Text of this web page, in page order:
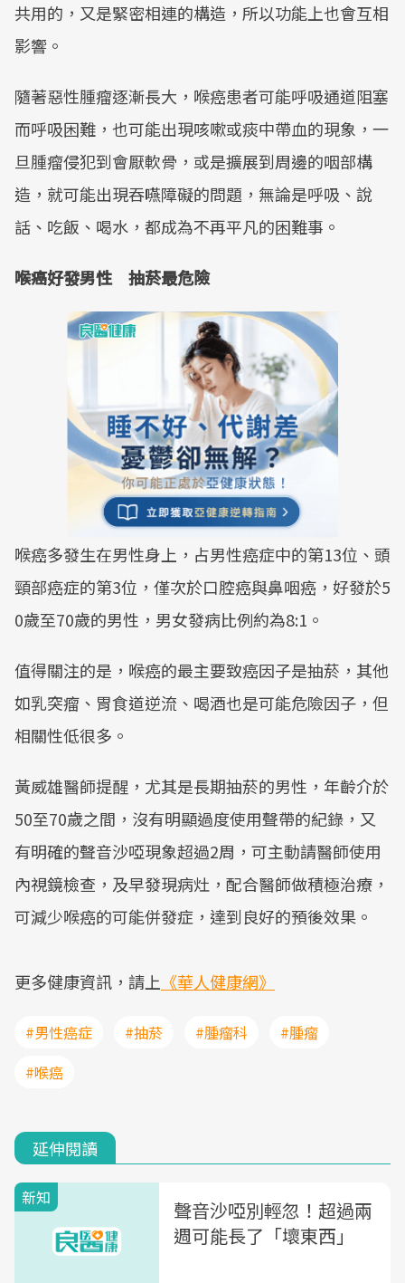
共用的，又是緊密相連的構造，所以功能上也會互相
影響。
隨著惡性腫瘤逐漸長大，喉癌患者可能呼吸通道阻塞
而呼吸困難，也可能出現咳嗽或痰中帶血的現象，一
旦腫瘤侵犯到會厭軟骨，或是擴展到周邊的咽部構
造，就可能出現吞嚥障礙的問題，無論是呼吸、說
話、吃飯、喝水，都成為不再平凡的困難事。
喉癌好發男性 抽菸最危險
喉癌多發生在男性身上，占男性癌症中的第13位、頭
頸部癌症的第3位，僅次於口腔癌與鼻咽癌，好發於5
0歲至70歲的男性，男女發病比例約為8:1。
值得關注的是，喉癌的最主要致癌因子是抽菸，其他
如乳突瘤、胃食道逆流、喝酒也是可能危險因子，但
相關性低很多。
黃威雄醫師提醒，尤其是長期抽菸的男性，年齡介於
50至70歲之間，沒有明顯過度使用聲帶的紀錄，又
有明確的聲音沙啞現象超過2周，可主動請醫師使用
內視鏡檢查，及早發現病灶，配合醫師做積極治療，
可減少喉癌的可能併發症，達到良好的預後效果。
更多健康資訊，請上 《華人健康網》
#男性癌症 #抽菸 #腫瘤科
#腫瘤
#喉癌
延伸閱讀
新知
聲音沙啞別輕忽！超過兩
週可能長了「壞東西」